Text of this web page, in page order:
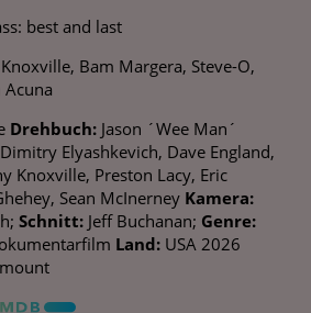
best and last
Bam Margera, Steve-O,
Acuna
Drehbuch: Jason ´Wee Man´
Elyashkevich, Dave England,
Knoxville, Preston Lacy, Eric
Sean McInerney Kamera:
Schnitt: Jeff Buchanan; Genre:
Land: USA 2026